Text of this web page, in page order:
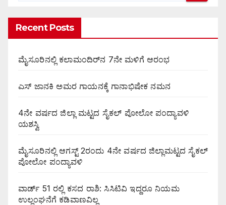
Recent Posts
ಮೈಸೂರಿನಲ್ಲಿ ಕಲಾಮಂದಿರ್‌ನ 7ನೇ ಮಳಿಗೆ ಆರಂಭ
ಎಸ್ ಜಾನಕಿ ಅಮರ ಗಾಯನಕ್ಕೆ ಗಾನಾಭಿಷೇಕ ನಮನ
4ನೇ ವರ್ಷದ ಜಿಲ್ಲಾ ಮಟ್ಟದ ಸೈಕಲ್ ಪೋಲೋ ಪಂದ್ಯಾವಳಿ
ಯಶಸ್ವಿ
ಮೈಸೂರಿನಲ್ಲಿ ಆಗಸ್ಟ್‌ 2ರಂದು 4ನೇ ವರ್ಷದ ಜಿಲ್ಲಾಮಟ್ಟದ ಸೈಕಲ್
ಪೋಲೋ ಪಂದ್ಯಾವಳಿ
ವಾರ್ಡ್ 51 ರಲ್ಲಿ ಕಸದ ರಾಶಿ: ಸಿಸಿಟಿವಿ ಇದ್ದರೂ ನಿಯಮ
ಉಲ್ಲಂಘನೆಗೆ ಕಡಿವಾಣವಿಲ್ಲ